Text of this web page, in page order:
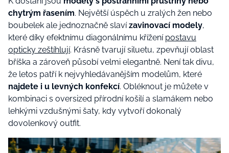
chytrým řasením. Největší úspěch u zralých žen nebo
boubelek ale jednoznačně slavízavinovací modely,
které díky efektnímu diagonálnímu křížení postavu
opticky zeštíhlují. Krásně tvarují siluetu, zpevňují oblast
bříška a zároveň působí velmi elegantně. Není tak divu,
že letos patří k nejvyhledávanějším modelům, které
najdete i u levných konfekcí. Obléknout je můžete v
kombinaci s oversized přírodní košilí a slamákem nebo
lehkými vzdušnými šaty, kdy vytvoří dokonalý
dovolenkový outfit.